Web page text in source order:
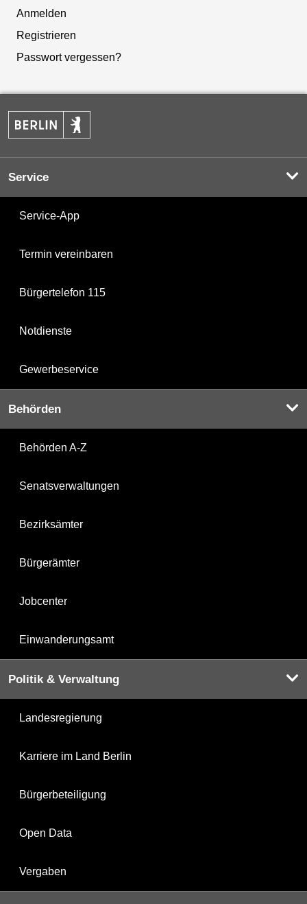
Anmelden
Registrieren
Passwort vergessen?
Service
Service-App
Termin vereinbaren
Bürgertelefon 115
Notdienste
Gewerbeservice
Behörden
Behörden A-Z
Senatsverwaltungen
Bezirksämter
Bürgerämter
Jobcenter
Einwanderungsamt
Politik & Verwaltung
Landesregierung
Karriere im Land Berlin
Bürgerbeteiligung
Open Data
Vergaben